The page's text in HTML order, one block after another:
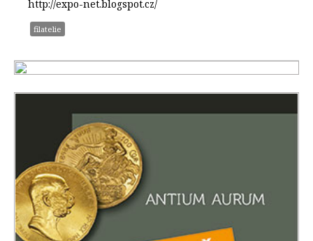
http://expo-net.blogspot.cz/
filatelie